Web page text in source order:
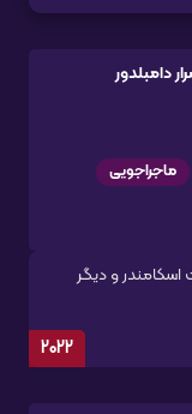
ماجراجویی
و دیگر
2022